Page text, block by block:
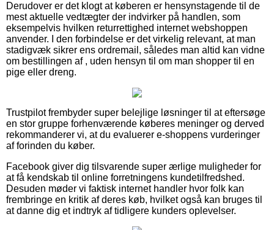
Derudover er det klogt at køberen er hensynstagende til de
mest aktuelle vedtægter der indvirker på handlen, som
eksempelvis hvilken returrettighed internet webshoppen
anvender. I den forbindelse er det virkelig relevant, at man
stadigvæk sikrer ens ordremail, således man altid kan vidne
om bestillingen af , uden hensyn til om man shopper til en
pige eller dreng.
Trustpilot frembyder super belejlige løsninger til at eftersøge
en stor gruppe forhenværende køberes meninger og derved
rekommanderer vi, at du evaluerer e-shoppens vurderinger
af forinden du køber.
Facebook giver dig tilsvarende super ærlige muligheder for
at få kendskab til online forretningens kundetilfredshed.
Desuden møder vi faktisk internet handler hvor folk kan
frembringe en kritik af deres køb, hvilket også kan bruges til
at danne dig et indtryk af tidligere kunders oplevelser.